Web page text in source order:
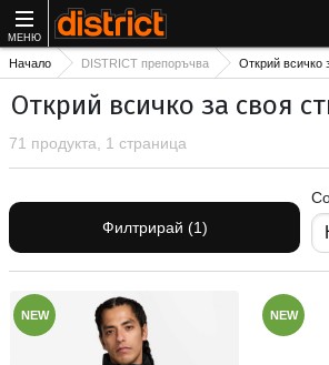
МЕНЮ
Начало DISTRICT препоръчва Открий всичко
Открий всичко за своя
71 продукта, 1 страница
Филтрирай (1)
NEW NEW